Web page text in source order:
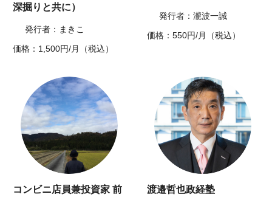
深掘りと共に）
発行者：まきこ
価格：1,500円/月（税込）
発行者：瀧波一誠
価格：550円/月（税込）
コンビニ店員兼投資家 前
渡邉哲也政経塾